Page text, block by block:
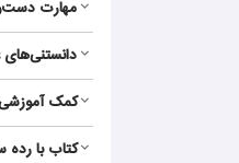
مهارت‌
کمک
کتاب با رده